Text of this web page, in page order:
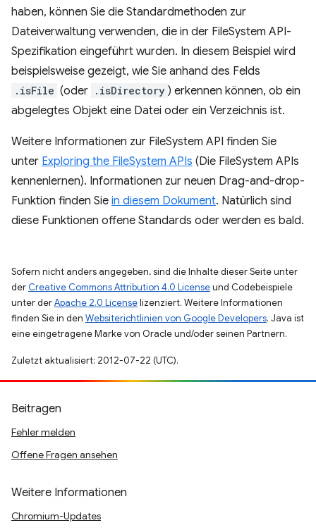
haben, können Sie die Standardmethoden zur
Dateiverwaltung verwenden, die in der FileSystem API-
Spezifikation eingeführt wurden. In diesem Beispiel wird
beispielsweise gezeigt, wie Sie anhand des Felds
.isFile (oder .isDirectory ) erkennen können, ob ein
abgelegtes Objekt eine Datei oder ein Verzeichnis ist.
Weitere Informationen zur FileSystem API finden Sie
unter Exploring the FileSystem APIs (Die FileSystem APIs
kennenlernen). Informationen zur neuen Drag-and-drop-
Funktion finden Sie in diesem Dokument. Natürlich sind
diese Funktionen offene Standards oder werden es bald.
Sofern nicht anders angegeben, sind die Inhalte dieser Seite unter
der Creative Commons Attribution 4.0 Licenseund Codebeispiele
unter derApache 2.0 Licenselizenziert. Weitere Informationen
finden Sie in den Websiterichtlinien von Google Developers. Java ist
eine eingetragene Marke von Oracle und/oder seinen Partnern.
Zuletzt aktualisiert: 2012-07-22 (UTC).
Beitragen
Fehler melden
Offene Fragen ansehen
Weitere Informationen
Chromium-Updates